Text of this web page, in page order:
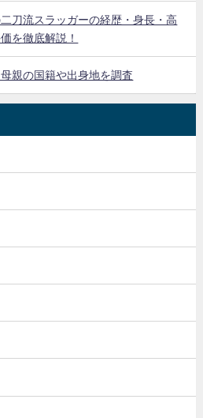
刀流スラッガーの経歴・身長・高
を徹底解説！
親の国籍や出身地を調査